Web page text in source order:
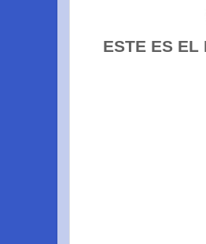
ESTE ES EL